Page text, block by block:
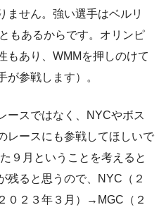
ません。強い選手はベルリ
もあるからです。オリンピ
もあり、WMMを押しのけて
が参戦します）。
ースではなく、NYCやボス
レースにも参戦してほしいで
９月ということを考えると
残ると思うので、NYC（２
０２３年３月）→MGC（２